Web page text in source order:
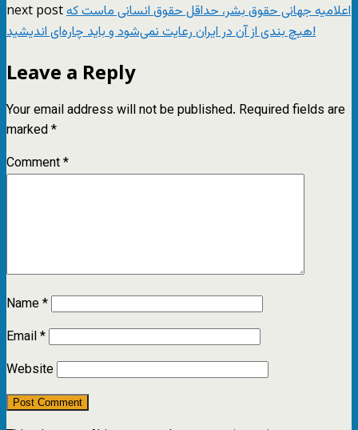
next postاعلامیه جهانی حقوق بشر، حداقل حقوق انسانی ماست که
هیچ بندی از آن در ایران رعایت نمی‌شود و باید چاره‌ای اندیشید!
Leave a Reply
Your email address will not be published. Required fields are
marked*
Comment*
Name*
Email*
Website